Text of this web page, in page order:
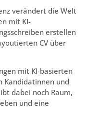
verändert die Welt
mit KI-
erstellen
CV über
mit KI-basierten
Kandidatinnen und
dabei noch Raum,
und eine